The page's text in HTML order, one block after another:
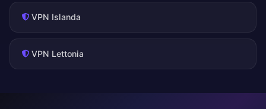
VPN Islanda
VPN Lettonia